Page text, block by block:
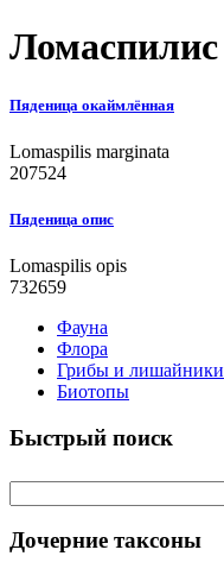
Ломаспилис
Пяденица окаймлённая
Lomaspilis marginata
207524
Пяденица опис
Lomaspilis opis
732659
Фауна
Флора
Грибы и лишайники
Биотопы
Быстрый поиск
Дочерние таксоны